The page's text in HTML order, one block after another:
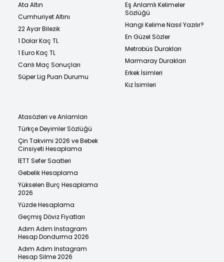
Ata Altın
Cumhuriyet Altını
22 Ayar Bilezik
1 Dolar Kaç TL
1 Euro Kaç TL
Canlı Maç Sonuçları
Süper Lig Puan Durumu
Eş Anlamlı Kelimeler
Sözlüğü
Hangi Kelime Nasıl Yazılır?
En Güzel Sözler
Metrobüs Durakları
Marmaray Durakları
Erkek İsimleri
Kız İsimleri
Atasözleri ve Anlamları
Türkçe Deyimler Sözlüğü
Çin Takvimi 2026 ve Bebek
Cinsiyeti Hesaplama
İETT Sefer Saatleri
Gebelik Hesaplama
Yükselen Burç Hesaplama
2026
Yüzde Hesaplama
Geçmiş Döviz Fiyatları
Adım Adım Instagram
Hesap Dondurma 2026
Adım Adım Instagram
Hesap Silme 2026